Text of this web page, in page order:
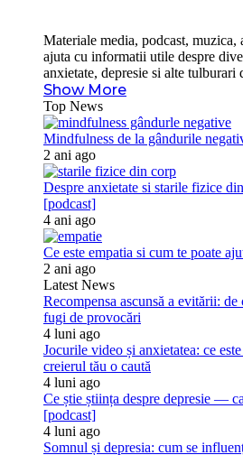
Materiale media, podcast, muzica,
ajuta cu informatii utile despre
anxietate, depresie si alte
Show More
Top News
Mindfulness de la gândurile
2 ani ago
Despre anxietate si starile fizice
[podcast]
4 ani ago
Ce este empatia si cum te poate
2 ani ago
Latest News
Recompensa ascunsă a evitării: de
fugi de provocări
4 luni ago
Jocurile video și anxietatea: ce
creierul tău o caută
4 luni ago
Ce știe știința despre depresie —
[podcast]
4 luni ago
Somnul și depresia: cum se